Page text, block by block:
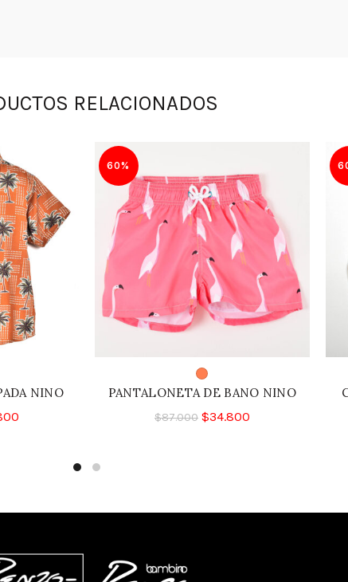
RELACIONADOS
NINO
60%
PANTALONETA DE BANO NINO
$87.000 $34.800